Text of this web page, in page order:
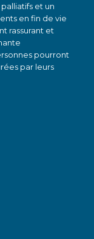
et un
en fin de vie
rassurant et
pourront
par leurs